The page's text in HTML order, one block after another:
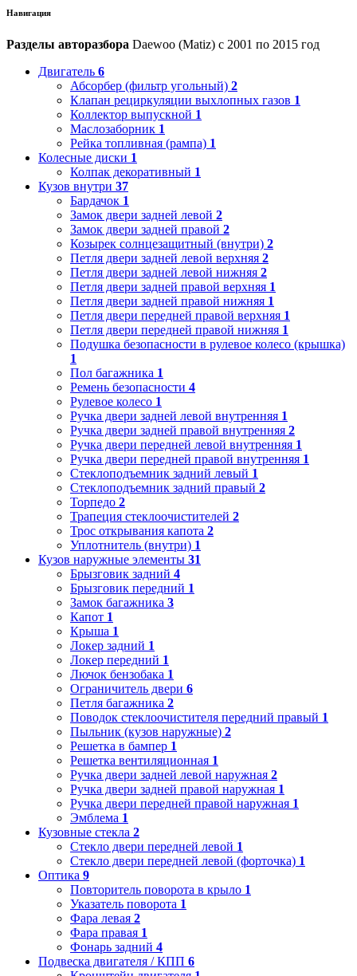
Навигация
Разделы авторазбора Daewoo (Matiz) с 2001 по 2015 год
Двигатель 6
Абсорбер (фильтр угольный) 2
Клапан рециркуляции выхлопных газов 1
Коллектор выпускной 1
Маслозаборник 1
Рейка топливная (рампа) 1
Колесные диски 1
Колпак декоративный 1
Кузов внутри 37
Бардачок 1
Замок двери задней левой 2
Замок двери задней правой 2
Козырек солнцезащитный (внутри) 2
Петля двери задней левой верхняя 2
Петля двери задней левой нижняя 2
Петля двери задней правой верхняя 1
Петля двери задней правой нижняя 1
Петля двери передней правой верхняя 1
Петля двери передней правой нижняя 1
Подушка безопасности в рулевое колесо (крышка)
1
Пол багажника 1
Ремень безопасности 4
Рулевое колесо 1
Ручка двери задней левой внутренняя 1
Ручка двери задней правой внутренняя 2
Ручка двери передней левой внутренняя 1
Ручка двери передней правой внутренняя 1
Стеклоподъемник задний левый 1
Стеклоподъемник задний правый 2
Торпедо 2
Трапеция стеклоочистителей 2
Трос открывания капота 2
Уплотнитель (внутри) 1
Кузов наружные элементы 31
Брызговик задний 4
Брызговик передний 1
Замок багажника 3
Капот 1
Крыша 1
Локер задний 1
Локер передний 1
Лючок бензобака 1
Ограничитель двери 6
Петля багажника 2
Поводок стеклоочистителя передний правый 1
Пыльник (кузов наружные) 2
Решетка в бампер 1
Решетка вентиляционная 1
Ручка двери задней левой наружная 2
Ручка двери задней правой наружная 1
Ручка двери передней правой наружная 1
Эмблема 1
Кузовные стекла 2
Стекло двери передней левой 1
Стекло двери передней левой (форточка) 1
Оптика 9
Повторитель поворота в крыло 1
Указатель поворота 1
Фара левая 2
Фара правая 1
Фонарь задний 4
Подвеска двигателя / КПП 6